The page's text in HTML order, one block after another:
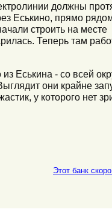
должны
Еськино, прямо
строить на месте
Теперь там
Еськина - со всей
они крайне
у которого нет
Этот банк